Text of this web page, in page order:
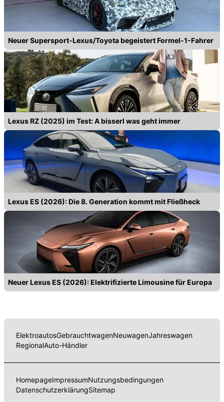
Neuer Supersport-Lexus/Toyota begeistert Formel-1-Fahrer
Lexus RZ (2025) im Test: A bisserl was geht immer
Lexus ES (2026): Die 8. Generation kommt mit Fließheck
Neuer Lexus ES (2026): Elektrifizierte Limousine für Europa
ElektroautosGebrauchtwagenNeuwagenJahreswagen
RegionalAuto-Händler
HomepageImpressumNutzungsbedingungen
DatenschutzerklärungSitemap